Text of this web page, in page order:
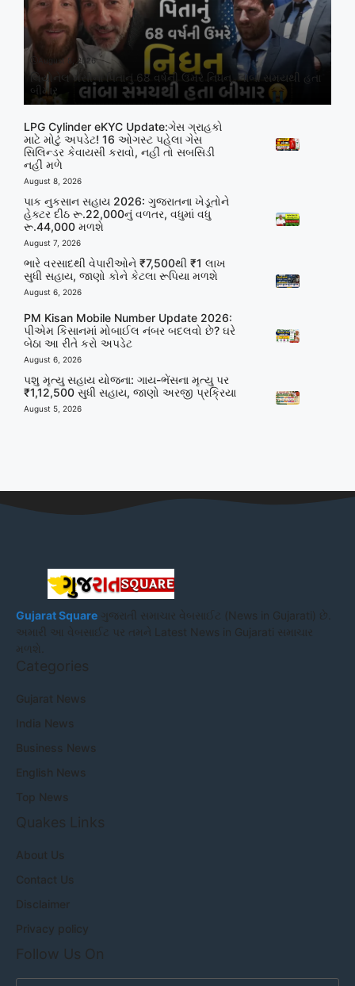
August 8, 2026
લિયોનેલ મેસીના પિતાનું 68 વર્ષની ઉંમરે નિધન, લાંબા સમયથી હતા
બીમાર
LPG Cylinder eKYC Update:ગેસ ગ્રાહકો
માટે મોટું અપડેટ! 16 ઓગસ્ટ પહેલા ગેસ
સિલિન્ડર કેવાયસી કરાવો, નહીં તો સબસિડી
નહીં મળે
August 8, 2026
પાક નુકસાન સહાય 2026: ગુજરાતના ખેડૂતોને
હેક્ટર દીઠ રૂ.22,000નું વળતર, વધુમાં વધુ
રૂ.44,000 મળશે
August 7, 2026
ભારે વરસાદથી વેપારીઓને ₹7,500થી ₹1 લાખ
સુધી સહાય, જાણો કોને કેટલા રૂપિયા મળશે
August 6, 2026
PM Kisan Mobile Number Update 2026:
પીએમ કિસાનમાં મોબાઈલ નંબર બદલવો છે? ઘરે
બેઠા આ રીતે કરો અપડેટ
August 6, 2026
પશુ મૃત્યુ સહાય યોજના: ગાય-ભેંસના મૃત્યુ પર
₹1,12,500 સુધી સહાય, જાણો અરજી પ્રક્રિયા
August 5, 2026
Gujarat Square ગુજરાતી સમાચાર વેબસાઈટ (News in Gujarati) છે.
અમારી આ વેબસાઈટ પર તમને Latest News in Gujarati સમાચાર
મળશે.
Categories
Gujarat News
India News
Business News
English News
Top News
Quakes Links
About Us
Contact Us
Disclaimer
Privacy policy
Follow Us On